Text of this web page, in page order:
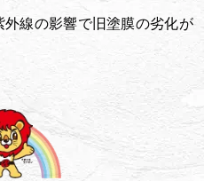
線の影響で旧塗膜の劣化が